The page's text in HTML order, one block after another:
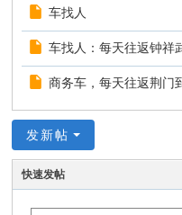
车找人
车找人：每天往返钟祥
商务车，每天往返荆门
发新帖
快速发帖